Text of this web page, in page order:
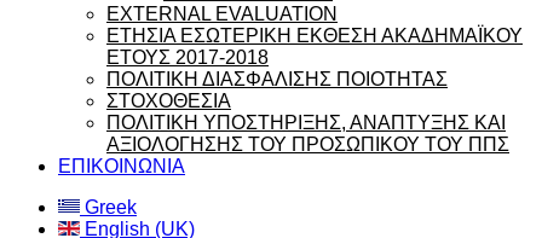
EXTERNAL EVALUATION
ΕΤΗΣΙΑ ΕΣΩΤΕΡΙΚΗ ΕΚΘΕΣΗ ΑΚΑΔΗΜΑΪΚΟΥ
ΕΤΟΥΣ 2017-2018
ΠΟΛΙΤΙΚΗ ΔΙΑΣΦΑΛΙΣΗΣ ΠΟΙΟΤΗΤΑΣ
ΣΤΟΧΟΘΕΣΙΑ
ΠΟΛΙΤΙΚΗ ΥΠΟΣΤΗΡΙΞΗΣ, ΑΝΑΠΤΥΞΗΣ ΚΑΙ
ΑΞΙΟΛΟΓΗΣΗΣ ΤΟΥ ΠΡΟΣΩΠΙΚΟΥ ΤΟΥ ΠΠΣ
ΕΠΙΚΟΙΝΩΝΙΑ
Greek
English (UK)